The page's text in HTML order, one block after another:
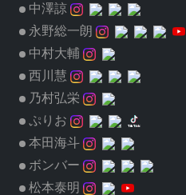
中澤諒
永野総一朗
中村大輔
西川慧
乃村弘栄
ぷりお
本田海斗
ボンバー
松本泰明